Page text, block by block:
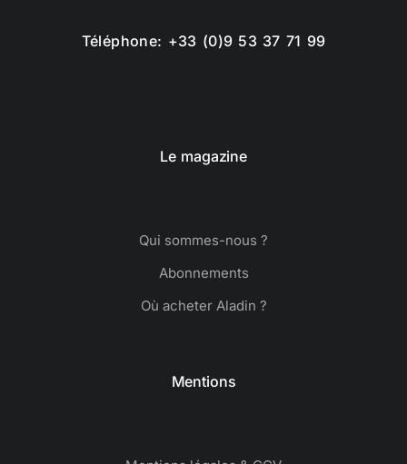
Téléphone: +33 (0)9 53 37 71 99
Le magazine
Qui sommes-nous ?
Abonnements
Où acheter Aladin ?
Mentions